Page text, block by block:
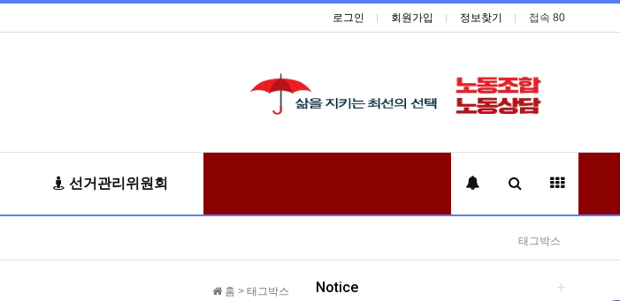
로그인 회원가입 정보찾기 접속 80
선거관리위원회
태그박스
홈 > 태그박스 +
Notice